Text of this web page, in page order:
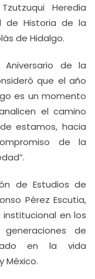
Heredia
de Historia de la
de Hidalgo.
de la
que el año
es un momento
el camino
estamos, hacia
de la
de Estudios de
Pérez Escutia,
en los
de
en la vida
México.